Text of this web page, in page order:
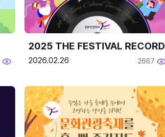
2025 THE FESTIVAL RECORD
2026.02.26 2667